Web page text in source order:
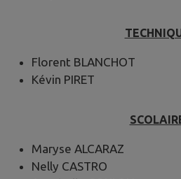
Florent BLANCHOT
Kévin PIRET
Maryse ALCARAZ
Nelly CASTRO